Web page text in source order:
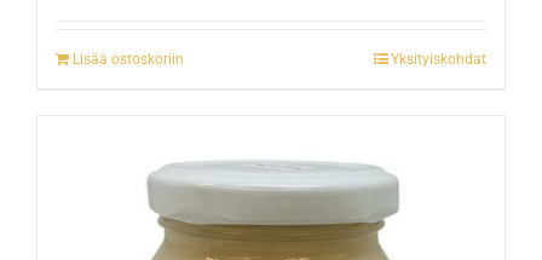
Lisää ostoskoriin Yksityiskohdat